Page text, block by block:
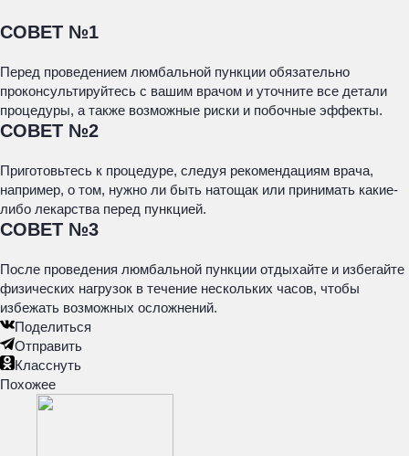
СОВЕТ №1
Перед проведением люмбальной пункции обязательно
проконсультируйтесь с вашим врачом и уточните все детали
процедуры, а также возможные риски и побочные эффекты.
СОВЕТ №2
Приготовьтесь к процедуре, следуя рекомендациям врача,
например, о том, нужно ли быть натощак или принимать какие-
либо лекарства перед пункцией.
СОВЕТ №3
После проведения люмбальной пункции отдыхайте и избегайте
физических нагрузок в течение нескольких часов, чтобы
избежать возможных осложнений.
Поделиться
Отправить
Класснуть
Похожее